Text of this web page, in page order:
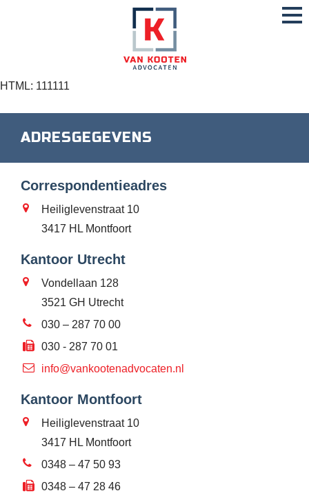
HTML: 111111
ADRESGEGEVENS
Correspondentieadres
Heiliglevenstraat 10
3417 HL Montfoort
Kantoor Utrecht
Vondellaan 128
3521 GH Utrecht
030 – 287 70 00
030 - 287 70 01
info@vankootenadvocaten.nl
Kantoor Montfoort
Heiliglevenstraat 10
3417 HL Montfoort
0348 – 47 50 93
0348 – 47 28 46